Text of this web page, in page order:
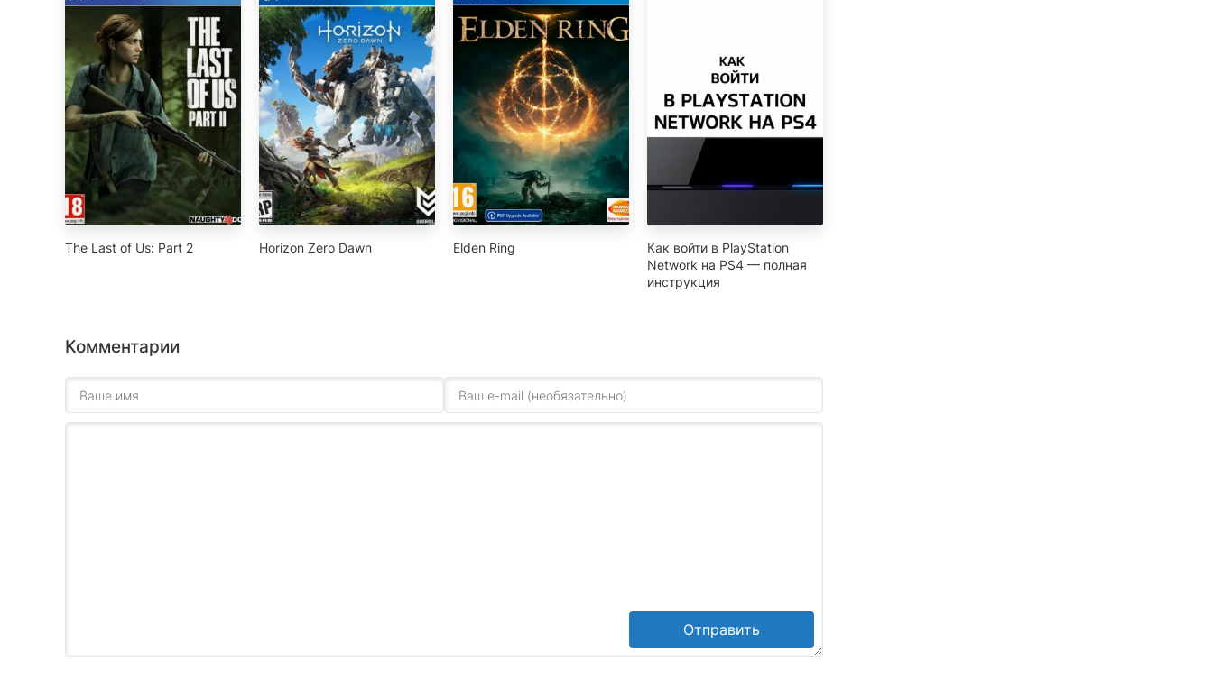
The Last of Us: Part 2 Horizon Zero Dawn Elden Ring
Как войти в PlayStation
Network на PS4 — полная
инструкция
Комментарии
Отправить